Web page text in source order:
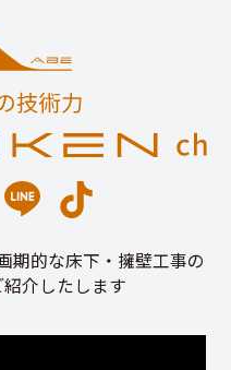
期的な床下・擁壁工事の
介したします